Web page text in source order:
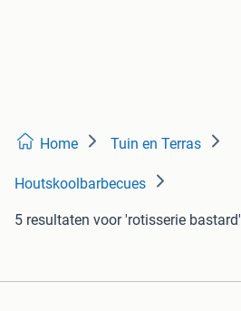
Home Tuin en Terras
Houtskoolbarbecues
5 resultaten voor 'rotisserie bastard'